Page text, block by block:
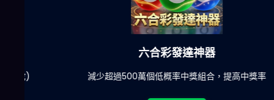
六合彩發達神器
減少超過500萬個低概率中獎組合，提高中獎率